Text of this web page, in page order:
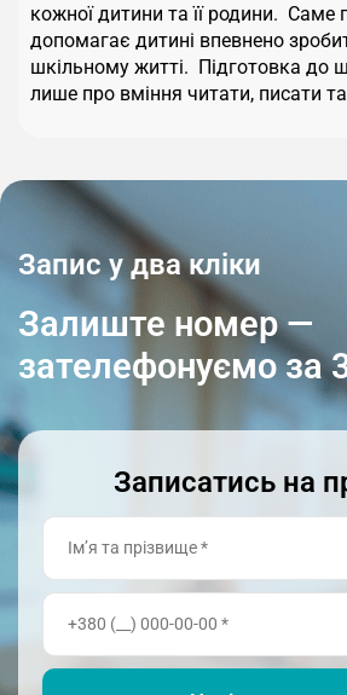
кожної дитини та її родини. Саме
допомагає дитині впевнено
шкільному житті. Підготовка до
лише про вміння читати, писати
Запис у два кліки
Залиште номер —
зателефонуємо за
Записатись на